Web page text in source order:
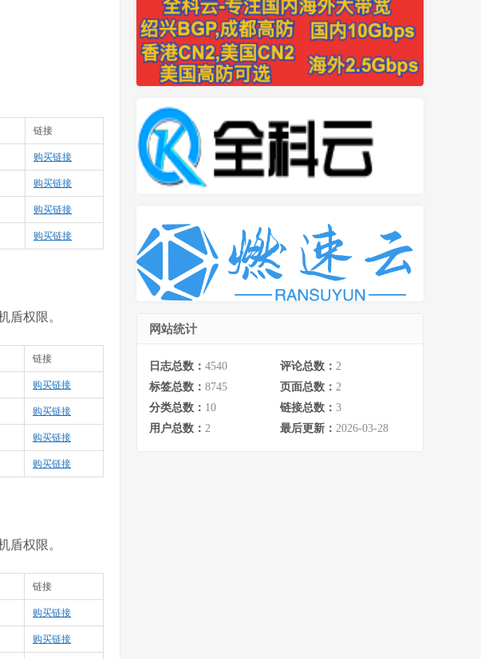
链接
购买链接
购买链接
购买链接
购买链接
盾权限。
链接
购买链接
购买链接
购买链接
购买链接
盾权限。
链接
购买链接
购买链接
网站统计
日志总数： 4540 评论总数： 2
标签总数： 8745 页面总数： 2
分类总数： 10 链接总数： 3
用户总数： 2 最后更新： 2026-03-28